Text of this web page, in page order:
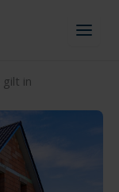
gilt in